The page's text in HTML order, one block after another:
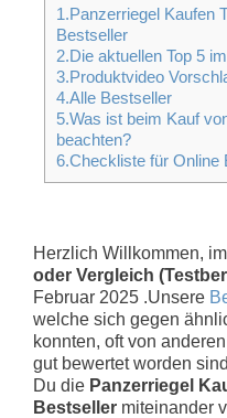
1.Panzerriegel Kaufen
Bestseller
2.Die aktuellen Top 5
3.Produktvideo
4.Alle Bestseller
5.Was ist beim Kauf
beachten?
6.Checkliste für Online
Herzlich Willkommen, im
oder Vergleich
Februar 2025 .Unsere
welche sich gegen
konnten, oft von
gut bewertet worden
Du die Panzerriegel
Bestseller miteinander